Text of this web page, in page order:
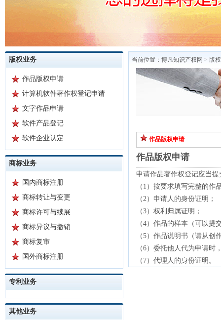
版权业务
作品版权申请
计算机软件著作权登记申请
文字作品申请
软件产品登记
软件企业认定
商标业务
国内商标注册
商标转让与变更
商标许可与续展
商标异议与撤销
商标复审
国外商标注册
专利业务
其他业务
当前位置： 博凡知识产权网 > 版
作品版权申请
作品版权申请
申请作品著作权登记应当
（1）按要求填写完整的作
（2）申请人的身份证明；
（3）权利归属证明；
（4）作品的样本（可以提
（5）作品说明书（请从
（6）委托他人代为申请时
（7）代理人的身份证明。